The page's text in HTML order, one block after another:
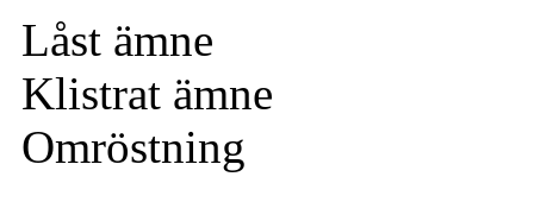
Låst ämne
Klistrat ämne
Omröstning